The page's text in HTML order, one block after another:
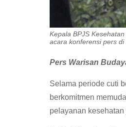
Kepala BPJS
acara konferensi pers di
Pers Warisan
Selama periode cuti
berkomitmen
pelayanan